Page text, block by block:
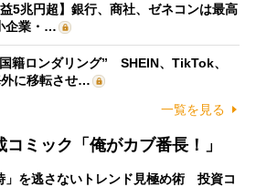
5兆円超】銀行、商社、ゼネコンは最高
企業・…
籍ロンダリング” SHEIN、TikTok、
に移転させ…
一覧を見る
ミック「俺がカブ番長！」
」を逃さないトレンド見極め術 投資コ